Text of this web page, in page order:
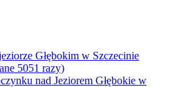
Głębokim w Szczecinie
5051 razy)
nad Jeziorem Głębokie w